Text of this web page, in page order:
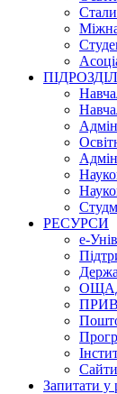
РЕСУРСИ
е-
Запитати у